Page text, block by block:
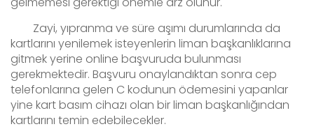
Zayi, yıpranma ve süre aşımı durumlarında da
kartlarını yenilemek isteyenlerin liman başkanlıklarına
gitmek yerine online başvuruda bulunması
gerekmektedir. Başvuru onaylandıktan sonra cep
telefonlarına gelen C kodunun ödemesini yapanlar
yine kart basım cihazı olan bir liman başkanlığından
kartlarını temin edebilecekler.